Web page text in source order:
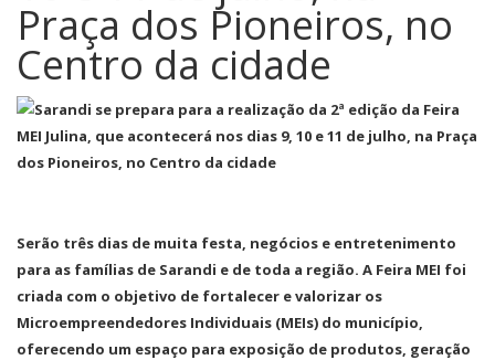
Praça dos Pioneiros, no
Centro da cidade
Serão três dias de muita festa, negócios e entretenimento
para as famílias de Sarandi e de toda a região. A Feira MEI foi
criada com o objetivo de fortalecer e valorizar os
Microempreendedores Individuais (MEIs) do município,
oferecendo um espaço para exposição de produtos, geração